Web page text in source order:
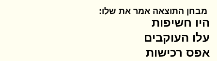
מבחן התוצאה אמר את שלו:
היו חשיפות
עלו העוקבים
אפס רכישות